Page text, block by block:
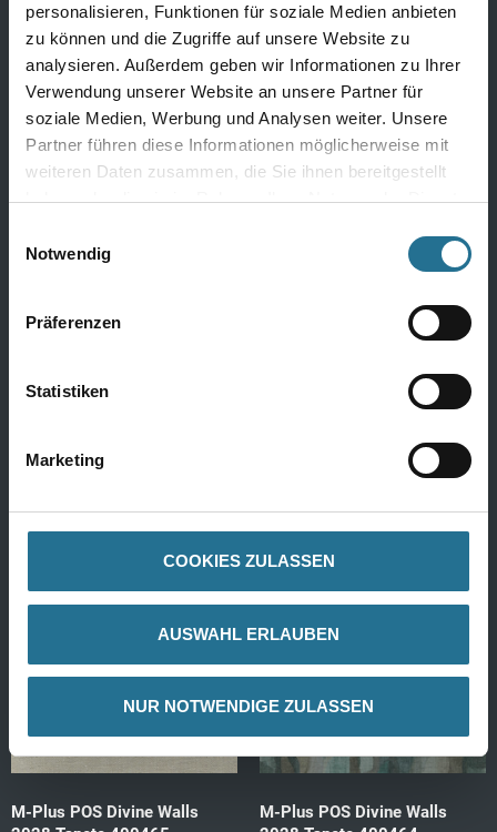
personalisieren, Funktionen für soziale Medien anbieten
zu können und die Zugriffe auf unsere Website zu
analysieren. Außerdem geben wir Informationen zu Ihrer
Verwendung unserer Website an unsere Partner für
soziale Medien, Werbung und Analysen weiter. Unsere
Partner führen diese Informationen möglicherweise mit
weiteren Daten zusammen, die Sie ihnen bereitgestellt
haben oder die sie im Rahmen Ihrer Nutzung der Dienste
Notwendig
Präferenzen
Statistiken
Marketing
COOKIES ZULASSEN
AUSWAHL ERLAUBEN
NUR NOTWENDIGE ZULASSEN
2028 Tapete 400467
Produktdetails
2028 Tapete 400466
Produktdetails
M-Plus POS Divine Walls
M-Plus POS Divine Walls